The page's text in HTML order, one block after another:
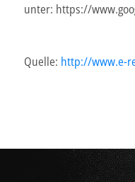
unter: https://
Quelle: http://www.e-